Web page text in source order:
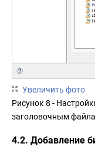
Увеличить фото
Рисунок 8 -
заголовочным
4.2. Добавление